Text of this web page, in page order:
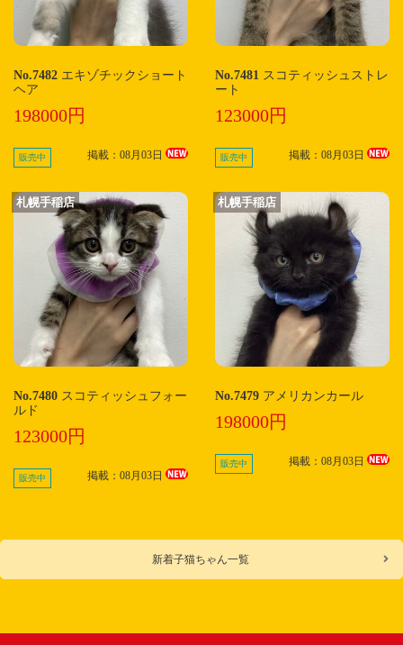
No.7482 エキゾチックショート
ヘア
198000円
販売中 掲載：08月03日
No.7481 スコティッシュストレ
ート
123000円
販売中 掲載：08月03日
札幌手稲店
No.7480 スコティッシュフォー
ルド
123000円
販売中 掲載：08月03日
札幌手稲店
No.7479 アメリカンカール
198000円
販売中 掲載：08月03日
新着子猫ちゃん一覧